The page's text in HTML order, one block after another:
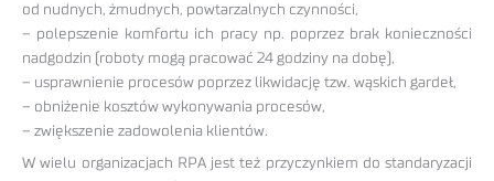
od nudnych, żmudnych, powtarzalnych czynności,
– polepszenie komfortu ich pracy np. poprzez brak konieczności
nadgodzin (roboty mogą pracować 24 godziny na dobę),
– usprawnienie procesów poprzez likwidację tzw. wąskich gardeł,
– obniżenie kosztów wykonywania procesów,
– zwiększenie zadowolenia klientów.
W wielu organizacjach RPA jest też przyczynkiem do standaryzacji